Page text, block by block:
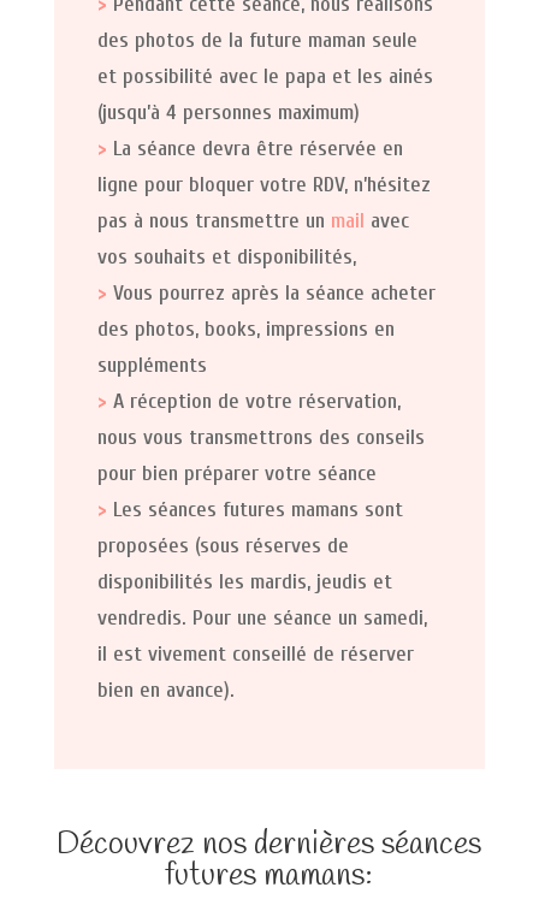
des photos de la future maman seule
et possibilité avec le papa et les ainés
(jusqu’à 4 personnes maximum)
> La séance devra être réservée en
ligne pour bloquer votre RDV, n’hésitez
pas à nous transmettre un mail avec
vos souhaits et disponibilités,
> Vous pourrez après la séance acheter
des photos, books, impressions en
suppléments
> A réception de votre réservation,
nous vous transmettrons des conseils
pour bien préparer votre séance
> Les séances futures mamans sont
proposées (sous réserves de
disponibilités les mardis, jeudis et
vendredis. Pour une séance un samedi,
il est vivement conseillé de réserver
bien en avance).
Découvrez nos dernières séances
futures mamans: